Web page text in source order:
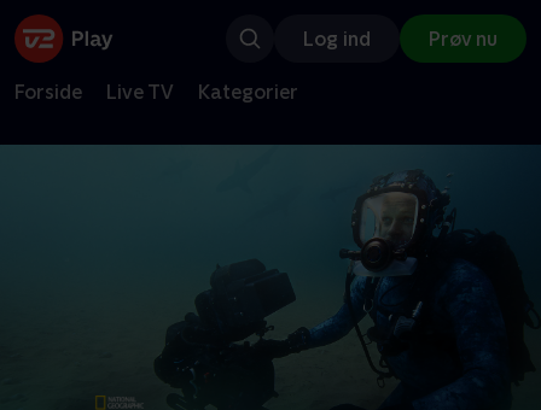
Log ind Prøv nu
Forside Live TV Kategorier